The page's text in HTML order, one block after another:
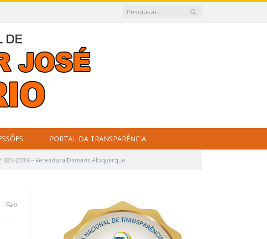
PORTAL DA TRANSPARÊNCIA
024-2019 – Vereadora Damaris Albquerque
0